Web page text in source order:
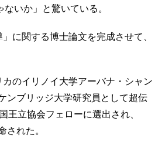
いか」と驚いている。
に関する博士論文を完成させて、
のイリノイ大学アーバナ・シャン
ンブリッジ大学研究員として超伝
王立協会フェローに選出され、
された。